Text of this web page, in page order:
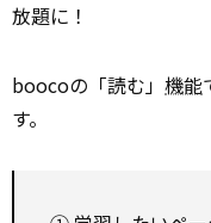
放題に！
boocoの「読む」 機能
す。